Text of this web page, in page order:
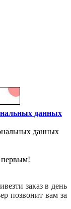
данных
данных
первым!
заказ в день
позвонит вам за